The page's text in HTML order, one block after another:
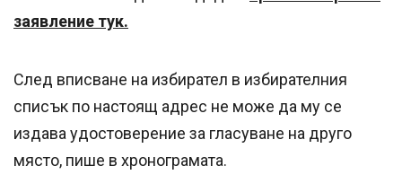
заявление тук.
След вписване на избирател в избирателния
списък по настоящ адрес не може да му се
издава удостоверение за гласуване на друго
място, пише в хронограмата.